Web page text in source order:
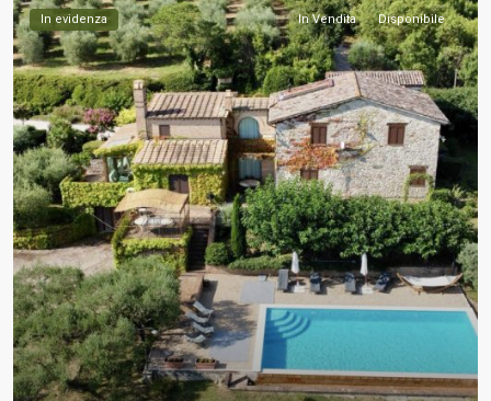
In evidenza In Vendita Disponibile